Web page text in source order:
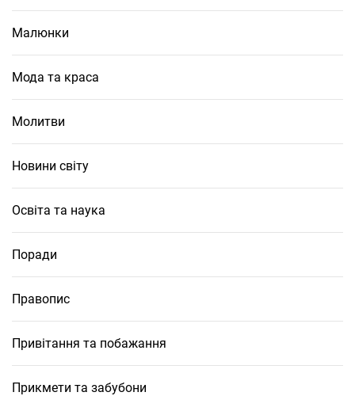
Малюнки
Мода та краса
Молитви
Новини світу
Освіта та наука
Поради
Правопис
Привітання та побажання
Прикмети та забубони